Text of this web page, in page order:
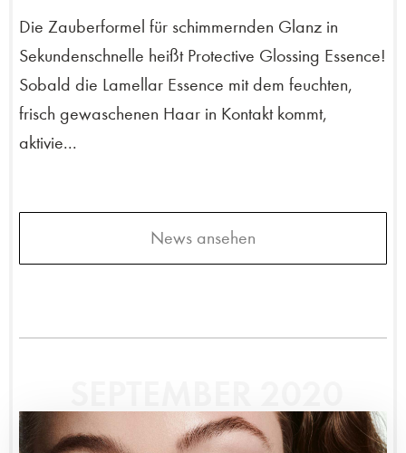
Die Zauberformel für schimmernden Glanz in
Sekundenschnelle heißt Protective Glossing Essence!
Sobald die Lamellar Essence mit dem feuchten,
frisch gewaschenen Haar in Kontakt kommt,
aktivie...
News ansehen